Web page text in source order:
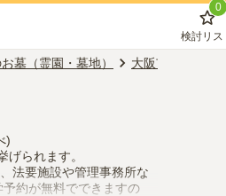
0
検討リス
墓（霊園・墓地） 大阪市港区のお
)
げられます。
法要施設や管理事務所な
約が無料でできますの